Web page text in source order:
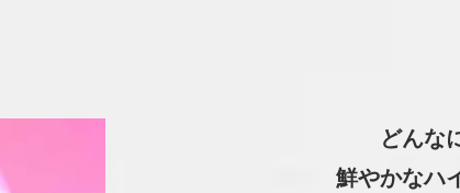
どんな
鮮やかなハ